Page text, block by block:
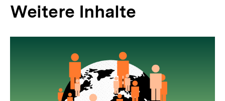
Weitere Inhalte